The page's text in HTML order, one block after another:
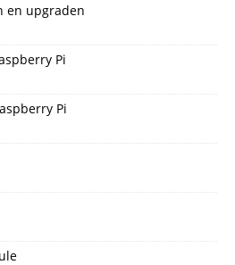
en upgraden
Pi
Pi